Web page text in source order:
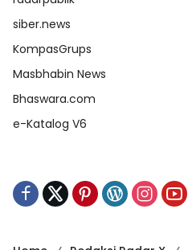
siber.news
KompasGrups
Masbhabin News
Bhaswara.com
e-Katalog V6